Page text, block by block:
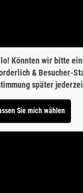
Dokumentarfilm
Könnten wir bitte
& Besucher-
später
Sie mich wählen